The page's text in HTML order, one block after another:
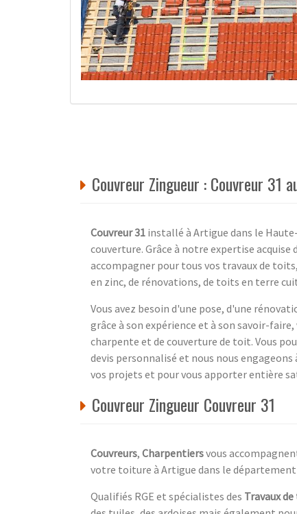
Couvreur Zingueur : Couvreur 31
Couvreur 31 installé à Artigue dans le
couverture. Grâce à notre expertise acquise
accompagner pour tous vos travaux de
en zinc, de rénovations, de toits en terre
Vous avez besoin d'une pose, d'une
grâce à son expérience et à son savoir-
charpente et de couverture de toit. Vous
devis personnalisé et nous nous
vos projets et pour vous apporter entière
Couvreur Zingueur Couvreur 31
Couvreurs, Charpentiersvous
votre toiture à Artigue dans le
Qualifiés RGE et spécialistes des Travaux